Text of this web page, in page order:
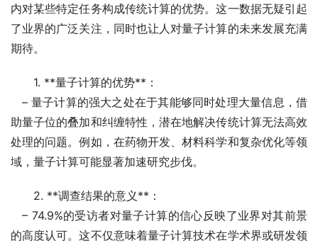
内对某些特定任务构成传统计算的优势。这一数据无疑引起
了业界的广泛关注，同时也让人对量子计算的未来发展充满
期待。
1. **量子计算的优势**：
助量子位的叠加和纠缠特性，潜在地解决传统计算无法高效
处理的问题。例如，在药物开发、材料科学和复杂优化等领
域，量子计算可能显著加速研究步伐。
2. **调查结果的意义**：
   – 74.9%的受访者对量子计算的信心反映了业界对其前景
的高度认可。这不仅意味着量子计算技术在学术界或研发领